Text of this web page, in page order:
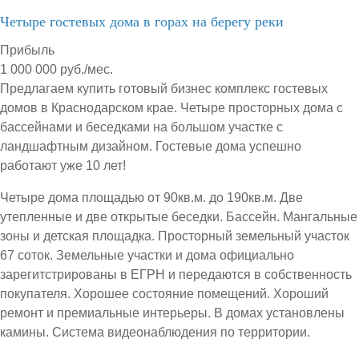
Четыре гостевых дома в горах на берегу реки
Прибыль
1 000 000 руб./мес.
Предлагаем купить готовый бизнес комплекс гостевых
домов в Краснодарском крае. Четыре просторных дома с
бассейнами и беседками на большом участке с
ландшафтным дизайном. Гостевые дома успешно
работают уже 10 лет!
Четыре дома площадью от 90кв.м. до 190кв.м. Две
утепленные и две открытые беседки. Бассейн. Мангальные
зоны и детская площадка. Просторный земельный участок
67 соток. Земельные участки и дома официально
зарегитстрированы в ЕГРН и передаются в собственность
покупателя. Хорошее состояние помещений. Хороший
ремонт и премиальные интерьеры. В домах установлены
камины. Система видеонаблюдения по территории.